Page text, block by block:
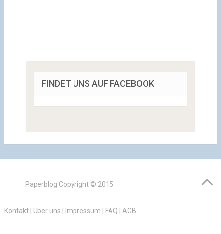
FINDET UNS AUF FACEBOOK
Paperblog Copyright © 2015.
Kontakt| Über uns Impressum FAQ AGB